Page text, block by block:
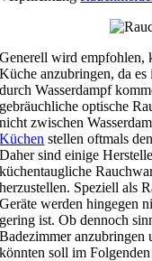
Generell wird empfohlen,
Küche anzubringen, da
durch Wasserdampf
gebräuchliche optische
nicht zwischen
Küchen stellen oftmals
Daher sind einige
küchentaugliche
herzustellen. Speziell als
Geräte werden hingegen
gering ist. Ob dennoch
Badezimmer anzubringen
könnten soll im